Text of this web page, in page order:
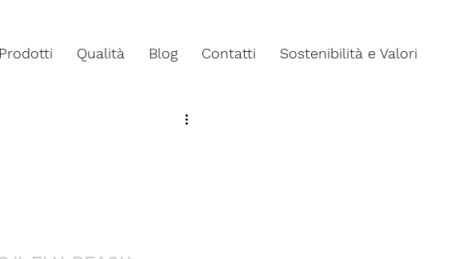
Prodotti Qualità Blog Contatti Sostenibilità e Valori